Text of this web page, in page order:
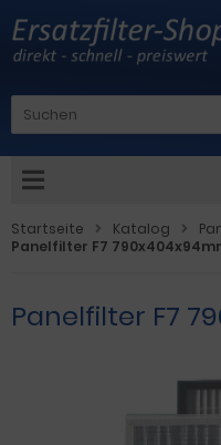
Startseite Katalog
Panelfilter F7
Panelfilter F7